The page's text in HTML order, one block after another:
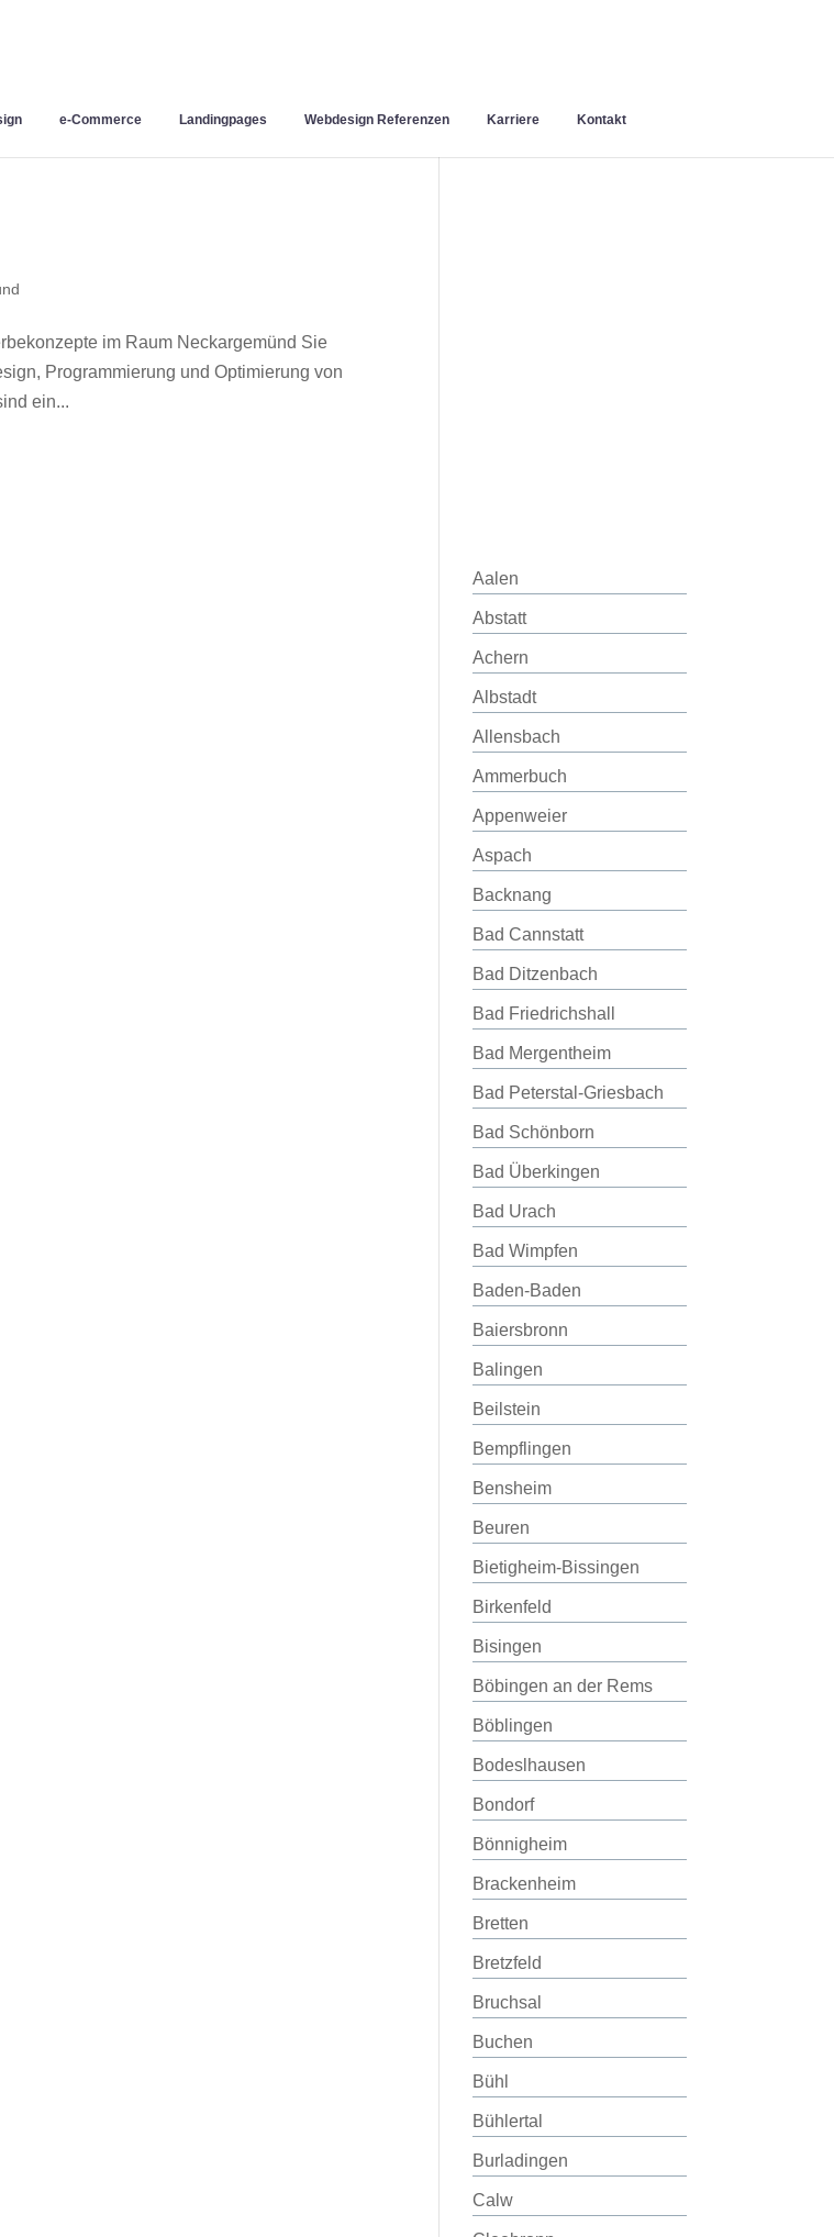
e-Commerce Landingpages Webdesign Referenzen Karriere Kontakt
im Raum Neckargemünd Sie
Programmierung und Optimierung von
ein...
Aalen
Abstatt
Achern
Albstadt
Allensbach
Ammerbuch
Appenweier
Aspach
Backnang
Bad Cannstatt
Bad Ditzenbach
Bad Friedrichshall
Bad Mergentheim
Bad Peterstal-Griesbach
Bad Schönborn
Bad Überkingen
Bad Urach
Bad Wimpfen
Baden-Baden
Baiersbronn
Balingen
Beilstein
Bempflingen
Bensheim
Beuren
Bietigheim-Bissingen
Birkenfeld
Bisingen
Böbingen an der Rems
Böblingen
Bodeslhausen
Bondorf
Bönnigheim
Brackenheim
Bretten
Bretzfeld
Bruchsal
Buchen
Bühl
Bühlertal
Burladingen
Calw